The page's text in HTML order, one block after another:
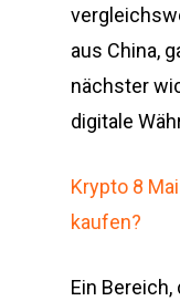
aus China,
nächster
digitale
Krypto 8
kaufen?
Ein